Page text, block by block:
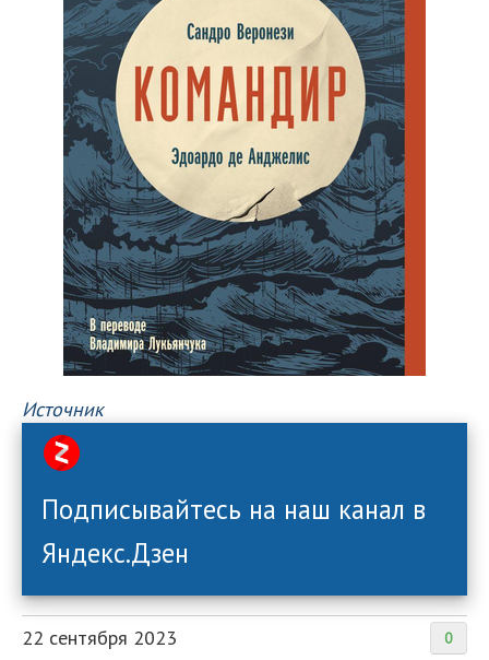
Источник
Подписывайтесь на наш канал в
Яндекс.Дзен
0
22 сентября 2023